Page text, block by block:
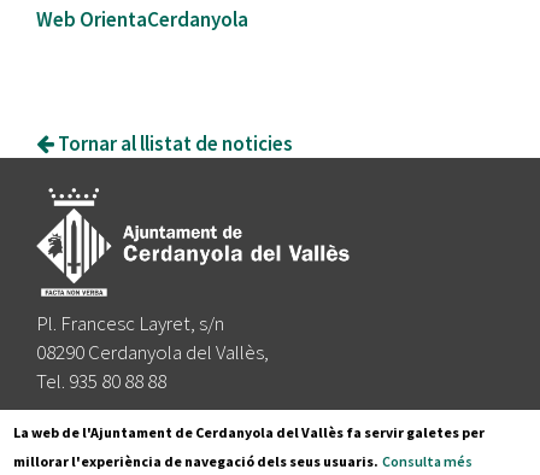
Web OrientaCerdanyola
Tornar al llistat de noticies
Pl. Francesc Layret, s/n
08290 Cerdanyola del Vallès,
Tel. 935 80 88 88
Segueix-nos a:
La web de l'Ajuntament de Cerdanyola del Vallès fa servir galetes per
millorar l'experiència de navegació dels seus usuaris. Consulta més